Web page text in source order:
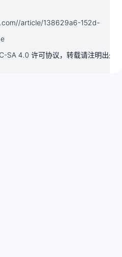
article/138629a6-152d-
SA 4.0 许可协议，转载请注明出处